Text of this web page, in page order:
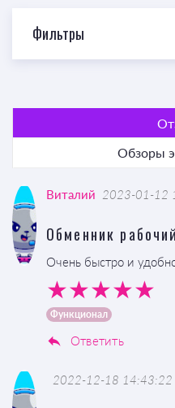
Фильтры
Обзоры
Виталий 2023-01-12
Обменник рабочий
Очень быстро и
Функционал
Ответить
2022-12-18 14:43:22